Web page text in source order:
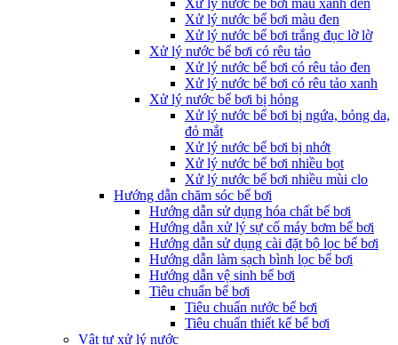
Xử lý nước bể bơi màu xanh đen
Xử lý nước bể bơi màu đen
Xử lý nước bể bơi trắng đục lờ lờ
Xử lý nước bể bơi có rêu tảo
Xử lý nước bể bơi có rêu tảo đen
Xử lý nước bể bơi có rêu tảo xanh
Xử lý nước bể bơi bị hỏng
Xử lý nước bể bơi bị ngứa, bỏng da,
đỏ mắt
Xử lý nước bể bơi bị nhớt
Xử lý nước bể bơi nhiều bọt
Xử lý nước bể bơi nhiều mùi clo
Hướng dẫn chăm sóc bể bơi
Hướng dẫn sử dụng hóa chất bể bơi
Hướng dẫn xử lý sự cố máy bơm bể bơi
Hướng dẫn sử dụng cài đặt bộ lọc bể bơi
Hướng dẫn làm sạch bình lọc bể bơi
Hướng dẫn vệ sinh bể bơi
Tiêu chuẩn bể bơi
Tiêu chuẩn nước bể bơi
Tiêu chuẩn thiết kế bể bơi
Vật tư xử lý nước